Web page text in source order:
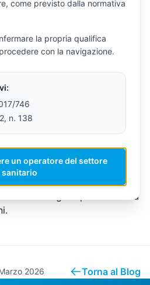
come previsto dalla normativa
la propria qualifica
con la navigazione.
746
n. 138
un operatore del settore
sanitario
a Cortina è stata descritta
sia per l’interesse
percepito dagli utenti e dagli
contribuire concretamente a
prevenzione.
per il futuro
i feedback positivi raccolti in
promettente per la sanità
quella dell’ASL di Cortina
e prevenzione possano
benefici tangibili per il sistema
2026 Torna al Blog